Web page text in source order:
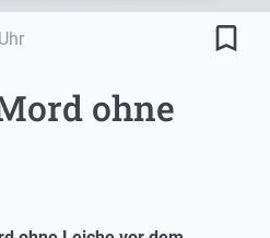
bookmark_border
ohne